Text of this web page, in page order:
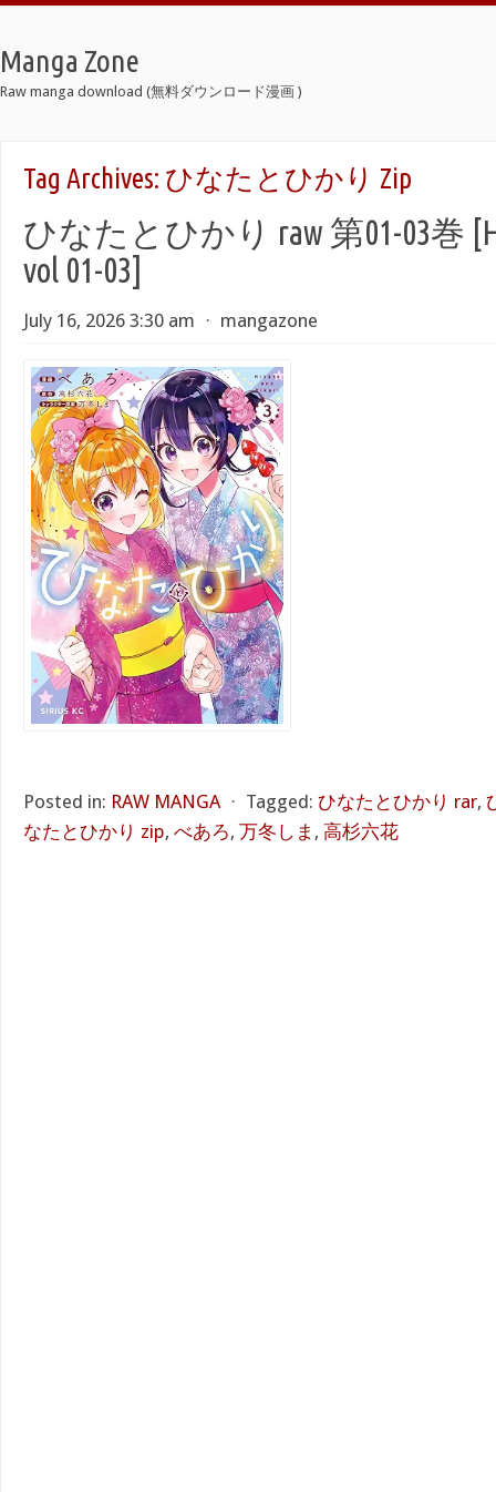
Manga Zone
Raw manga download (無料ダウンロード漫画 )
Tag Archives: ひなたとひかり Zip
ひなたとひかり raw 第01-03巻
vol 01-03]
July 16, 2026 3:30 am ⋅ mangazone
Posted in: RAW MANGA ⋅ Tagged: ひなたとひかり rar,
なたとひかり zip, べあろ, 万冬しま , 高杉六花